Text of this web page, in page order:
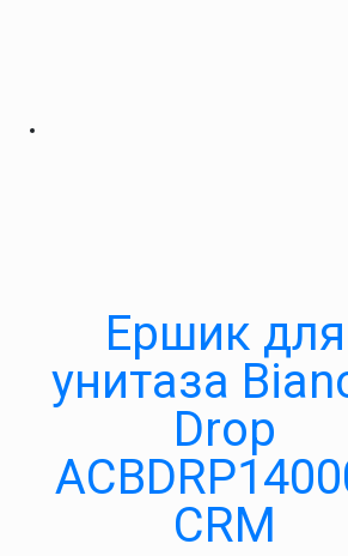
Ершик для
унитаза
Drop
CRM